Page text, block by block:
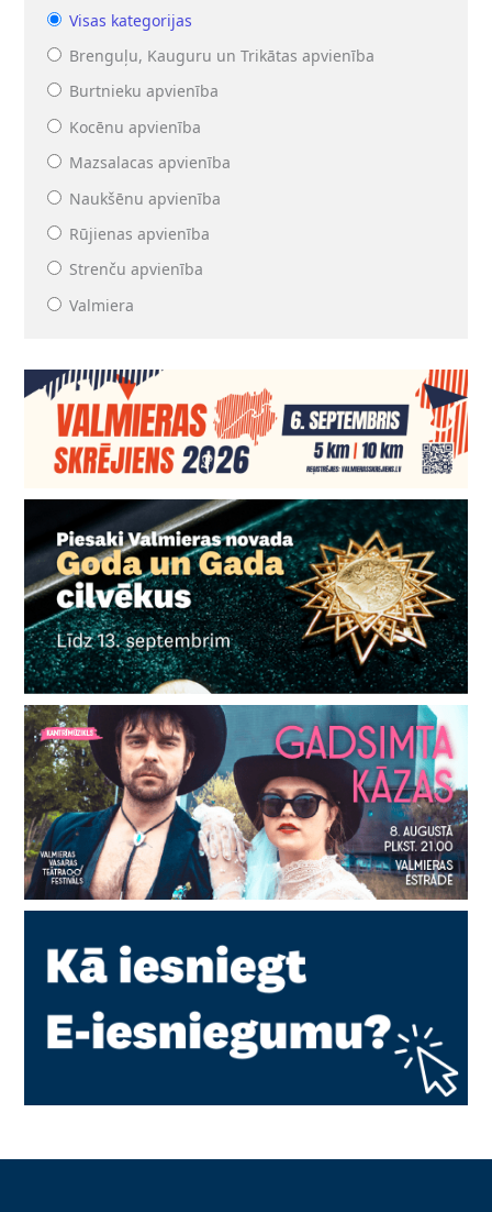
Visas kategorijas
Brenguļu, Kauguru un Trikātas apvienība
Burtnieku apvienība
Kocēnu apvienība
Mazsalacas apvienība
Naukšēnu apvienība
Rūjienas apvienība
Strenču apvienība
Valmiera